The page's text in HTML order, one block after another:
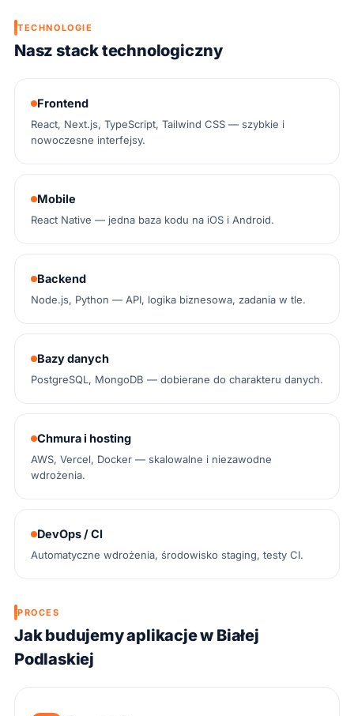
TECHNOLOGIE
Nasz stack technologiczny
Frontend
React, Next.js, TypeScript, Tailwind CSS — szybkie i
nowoczesne interfejsy.
Mobile
React Native — jedna baza kodu na iOS i Android.
Backend
Node.js, Python — API, logika biznesowa, zadania w tle.
Bazy danych
PostgreSQL, MongoDB — dobierane do charakteru danych.
Chmura i hosting
AWS, Vercel, Docker — skalowalne i niezawodne
wdrożenia.
DevOps / CI
Automatyczne wdrożenia, środowisko staging, testy CI.
PROCES
Jak budujemy aplikacje w Białej
Podlaskiej